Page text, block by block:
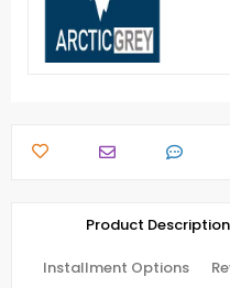
Product Description
Installment Options